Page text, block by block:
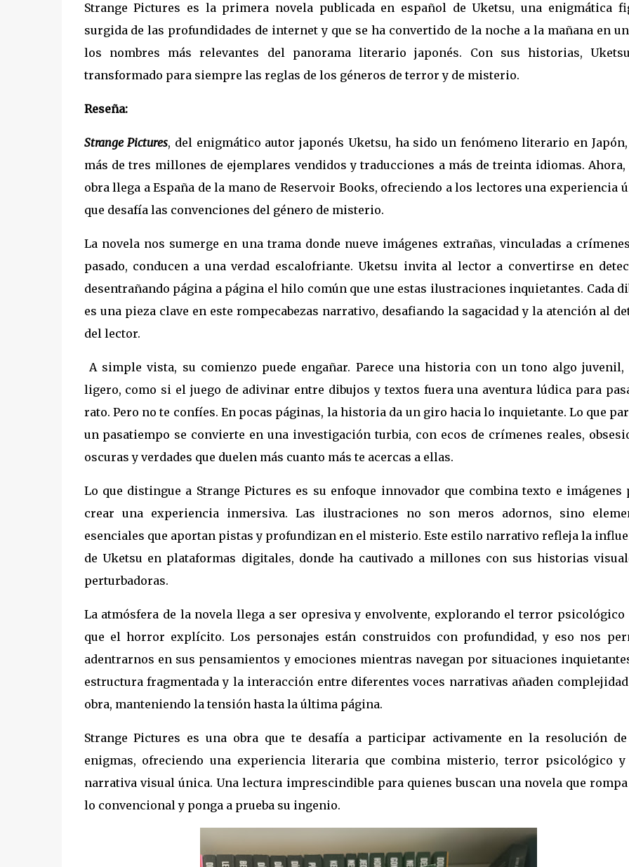
Strange Pictures es la primera novela publicada en español de Uketsu, una enigmática
surgida de las profundidades de internet y que se ha convertido de la noche a la mañana en
los nombres más relevantes del panorama literario japonés. Con sus historias,
transformado para siempre las reglas de los géneros de terror y de misterio.
Reseña:
Strange Pictures, del enigmático autor japonés Uketsu, ha sido un fenómeno literario en
más de tres millones de ejemplares vendidos y traducciones a más de treinta idiomas. Ahora,
obra llega a España de la mano de Reservoir Books, ofreciendo a los lectores una experiencia
que desafía las convenciones del género de misterio. ​
La novela nos sumerge en una trama donde nueve imágenes extrañas, vinculadas a
pasado, conducen a una verdad escalofriante. Uketsu invita al lector a convertirse en
desentrañando página a página el hilo común que une estas ilustraciones inquietantes. Cada
es una pieza clave en este rompecabezas narrativo, desafiando la sagacidad y la atención al
del lector.
​A simple vista, su comienzo puede engañar. Parece una historia con un tono algo juvenil,
ligero, como si el juego de adivinar entre dibujos y textos fuera una aventura lúdica para
rato. Pero no te confíes. En pocas páginas, la historia da un giro hacia lo inquietante. Lo que
un pasatiempo se convierte en una investigación turbia, con ecos de crímenes reales,
oscuras y verdades que duelen más cuanto más te acercas a ellas.
Lo que distingue a Strange Pictures es su enfoque innovador que combina texto e imágenes
crear una experiencia inmersiva. Las ilustraciones no son meros adornos, sino
esenciales que aportan pistas y profundizan en el misterio. Este estilo narrativo refleja la
de Uketsu en plataformas digitales, donde ha cautivado a millones con sus historias
perturbadoras. ​
La atmósfera de la novela llega a ser opresiva y envolvente, explorando el terror psicológico
que el horror explícito. Los personajes están construidos con profundidad, y eso nos
adentrarnos en sus pensamientos y emociones mientras navegan por situaciones
estructura fragmentada y la interacción entre diferentes voces narrativas añaden
obra, manteniendo la tensión hasta la última página. ​
Strange Pictures es una obra que te desafía a participar activamente en la resolución
enigmas, ofreciendo una experiencia literaria que combina misterio, terror psicológico y
narrativa visual única. Una lectura imprescindible para quienes buscan una novela que
lo convencional y ponga a prueba su ingenio.​